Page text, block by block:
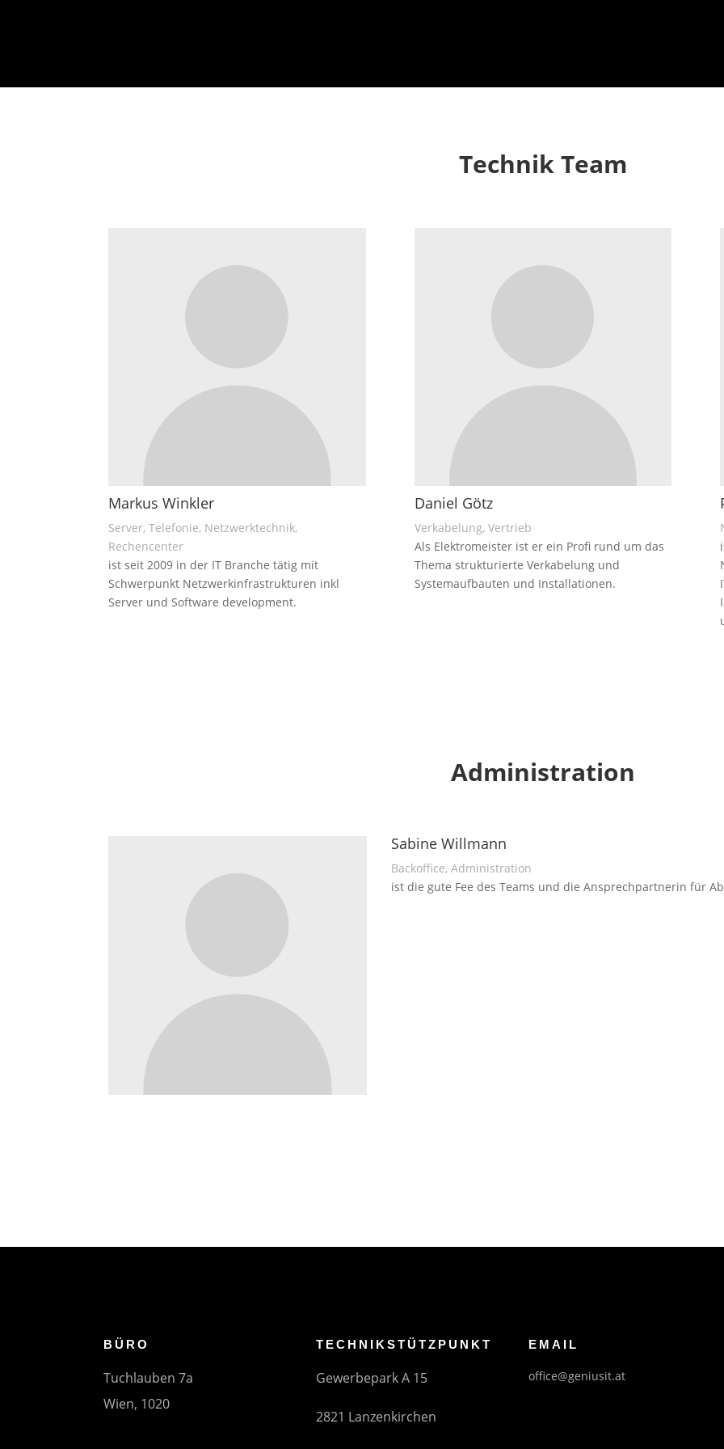
Technik Team
Markus Winkler
Server, Telefonie, Netzwerktechnik,
Rechencenter
ist seit 2009 in der IT Branche tätig mit
Schwerpunkt Netzwerkinfrastrukturen inkl
Server und Software development.
Daniel Götz
Verkabelung, Vertrieb
Als Elektromeister ist er ein Profi rund um das
Thema strukturierte Verkabelung und
Systemaufbauten und Installationen.
Administration
Sabine Willmann
Backoffice, Administration
ist die gute Fee des Teams und die Ansprechpartnerin für
BÜRO
Tuchlauben 7a
Wien, 1020
TECHNIKSTÜTZPUNKT
Gewerbepark A 15
2821 Lanzenkirchen
EMAIL
office@geniusit.at